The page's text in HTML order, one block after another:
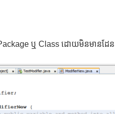
Package ឬ Class ដោយមិនមានដែ